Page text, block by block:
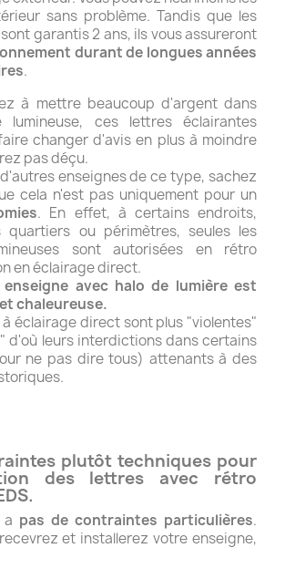
sans problème. Tandis que les
sont garantis 2 ans, ils vous assureront
durant de longues années
.
à mettre beaucoup d'argent dans
lumineuse, ces lettres éclairantes
changer d'avis en plus à moindre
pas déçu.
enseignes de ce type, sachez
cela n'est pas uniquement pour un
. En effet, à certains endroits,
quartiers ou périmètres, seules les
sont autorisées en rétro
en éclairage direct.
avec halo de lumière est
chaleureuse.
à éclairage direct sont plus "violentes"
d'où leurs interdictions dans certains
ne pas dire tous) attenants à des
plutôt techniques pour
des lettres avec rétro
pas de contraintes particulières.
et installerez votre enseigne,